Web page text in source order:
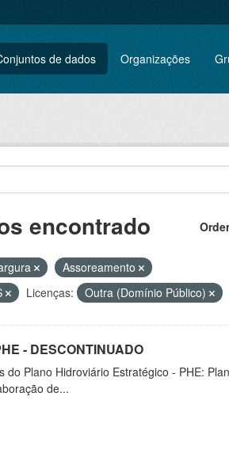
de dados Organizações
encontrado
Assoreamento
Licenças: Outra (Domínio Público)
- DESCONTINUADO
do Plano Hidroviário Estratégico - PHE:
de...